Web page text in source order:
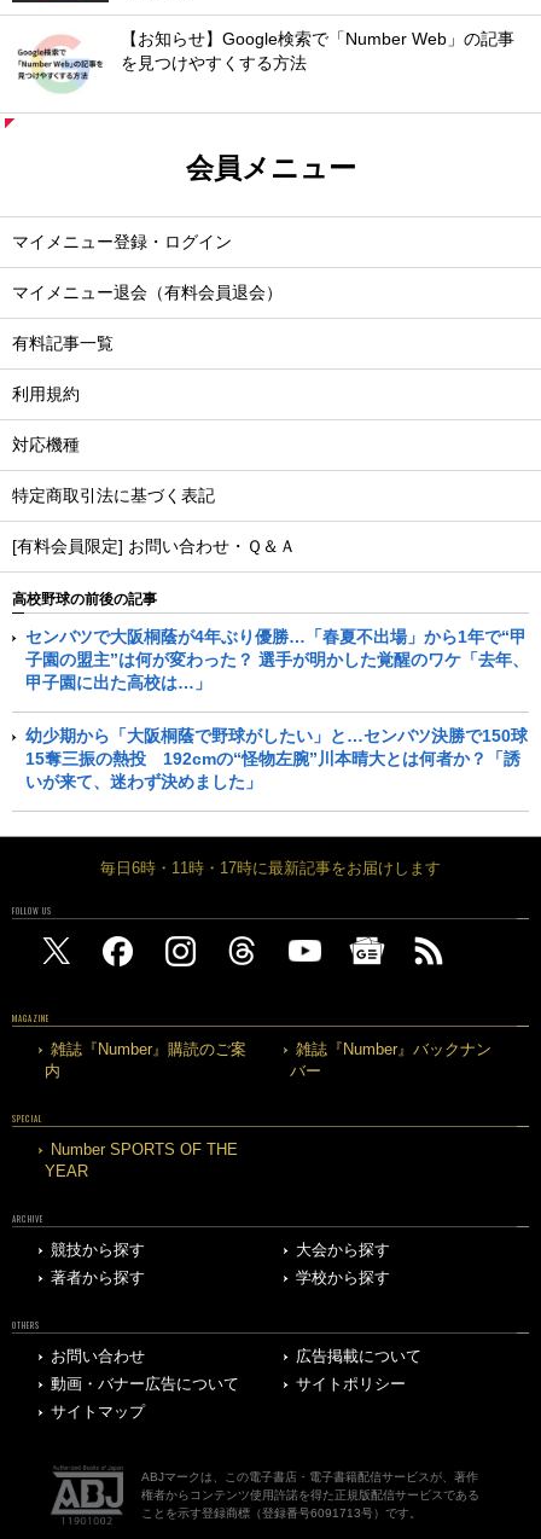
【お知らせ】Google検索で「Number Web」の記事
を見つけやすくする方法
会員メニュー
マイメニュー登録・ログイン
マイメニュー退会（有料会員退会）
有料記事一覧
利用規約
対応機種
特定商取引法に基づく表記
[有料会員限定] お問い合わせ・Ｑ＆Ａ
高校野球の前後の記事
センバツで大阪桐蔭が4年ぶり優勝…「春夏不出場」から1年で“甲
子園の盟主”は何が変わった？ 選手が明かした覚醒のワケ「去年、
甲子園に出た高校は…」
幼少期から「大阪桐蔭で野球がしたい」と…センバツ決勝で150球
15奪三振の熱投 192cmの“怪物左腕”川本晴大とは何者か？「誘
いが来て、迷わず決めました」
毎日6時・11時・17時に最新記事をお届けします
FOLLOW US
MAGAZINE
雑誌『Number』購読のご案
内
雑誌『Number』バックナン
バー
SPECIAL
Number SPORTS OF THE
YEAR
ARCHIVE
競技から探す
大会から探す
著者から探す
学校から探す
OTHERS
お問い合わせ
広告掲載について
動画・バナー広告について
サイトポリシー
サイトマップ
ABJマークは、この電子書店・電子書籍配信サービスが、著作
権者からコンテンツ使用許諾を得た正規版配信サービスである
ことを示す登録商標（登録番号6091713号）です。